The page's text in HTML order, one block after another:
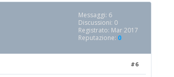
Messaggi: 6
Discussioni: 0
Registrato: Mar 2017
Reputazione: 0
#6